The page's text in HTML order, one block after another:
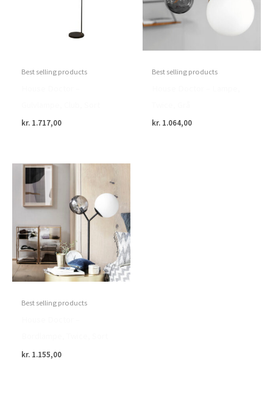
Best selling products
kr. 1.717,00
Best selling products
kr. 1.064,00
Best selling products
kr. 1.155,00